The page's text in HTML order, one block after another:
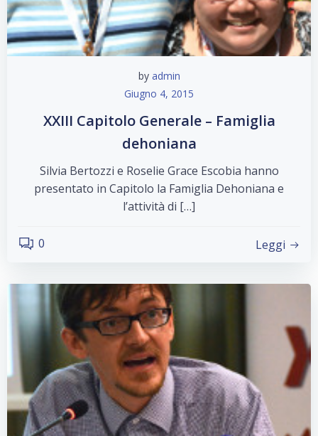
by admin
Giugno 4, 2015
XXIII Capitolo Generale – Famiglia
dehoniana
Silvia Bertozzi e Roselie Grace Escobia hanno
presentato in Capitolo la Famiglia Dehoniana e
l’attività di […]
0 Leggi